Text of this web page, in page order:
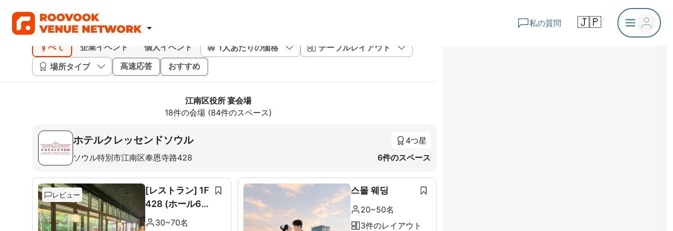
私の質問 🇯🇵
すべて 企業イベント 個人イベント 1人あたりの価格
テーブルレイアウト
場所タイプ
高速応答 おすすめ
江南区役所 宴会場
18件の会場 (84件のスペース)
ホテルクレッセンドソウル
ソウル特別市江南区奉恩寺路428
4つ星
6件のスペース
レビュー
[レストラン] 1F
428 (ホール60
席+ルーム10席)
30~70名
스몰 웨딩
20~50名
3件のレイアウト